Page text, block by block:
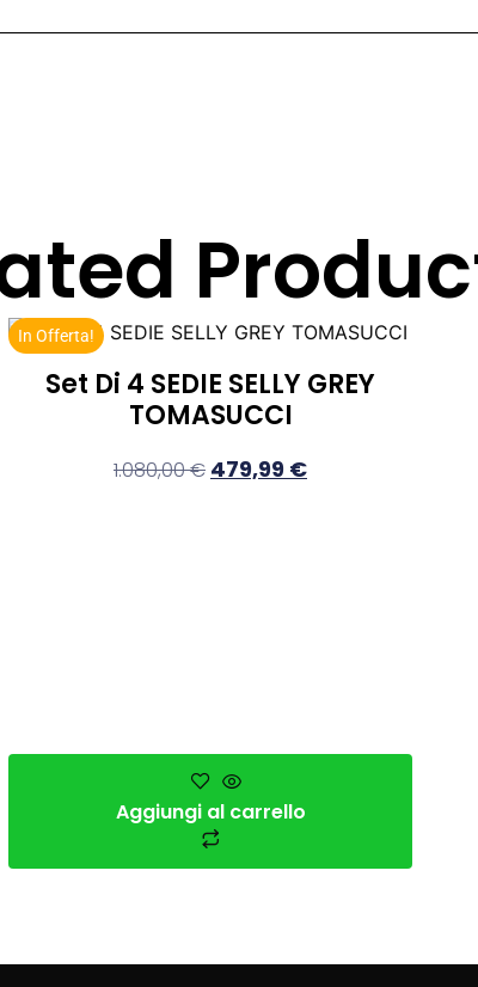
In Offerta!
Set Di 4 SEDIE SELLY GREY
TOMASUCCI
1.080,00€ 479,99 €
Aggiungi al carrello